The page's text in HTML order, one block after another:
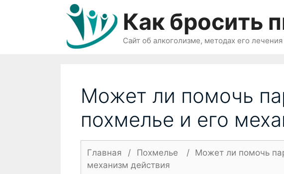
Как бросить
Сайт об алкоголизме, методах его
Может ли помочь
похмелье и его
Главная / Похмелье /
Может ли помочь
механизм действия